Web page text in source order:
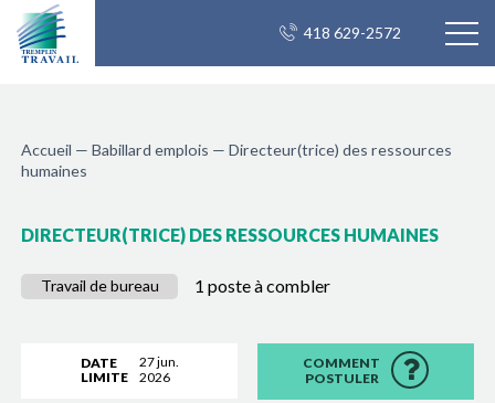
418 629-2572
Accueil — Babillard emplois — Directeur(trice) des ressources
humaines
DIRECTEUR(TRICE) DES RESSOURCES HUMAINES
Travail de bureau 1 poste à combler
DATE
LIMITE
27 jun.
2026
COMMENT
POSTULER